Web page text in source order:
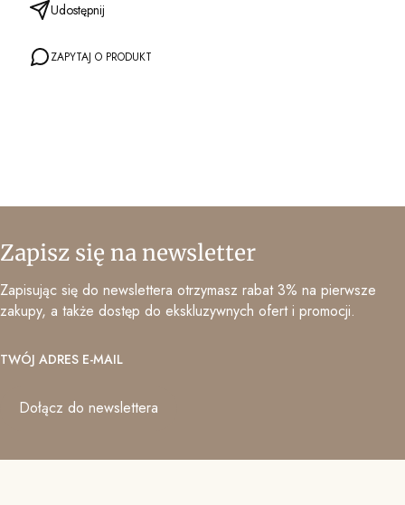
Udostępnij
ZAPYTAJ O PRODUKT
Zapisz się na newsletter
Zapisując się do newslettera otrzymasz rabat 3% na pierwsze
zakupy, a także dostęp do ekskluzywnych ofert i promocji.
TWÓJ ADRES E-MAIL
Dołącz do newslettera